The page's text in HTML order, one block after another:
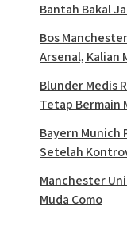
Bantah Bakal
Bos
Arsenal, Kalian
Blunder Medis
Tetap Bermain
Bayern Munich
Setelah
Manchester
Muda Como